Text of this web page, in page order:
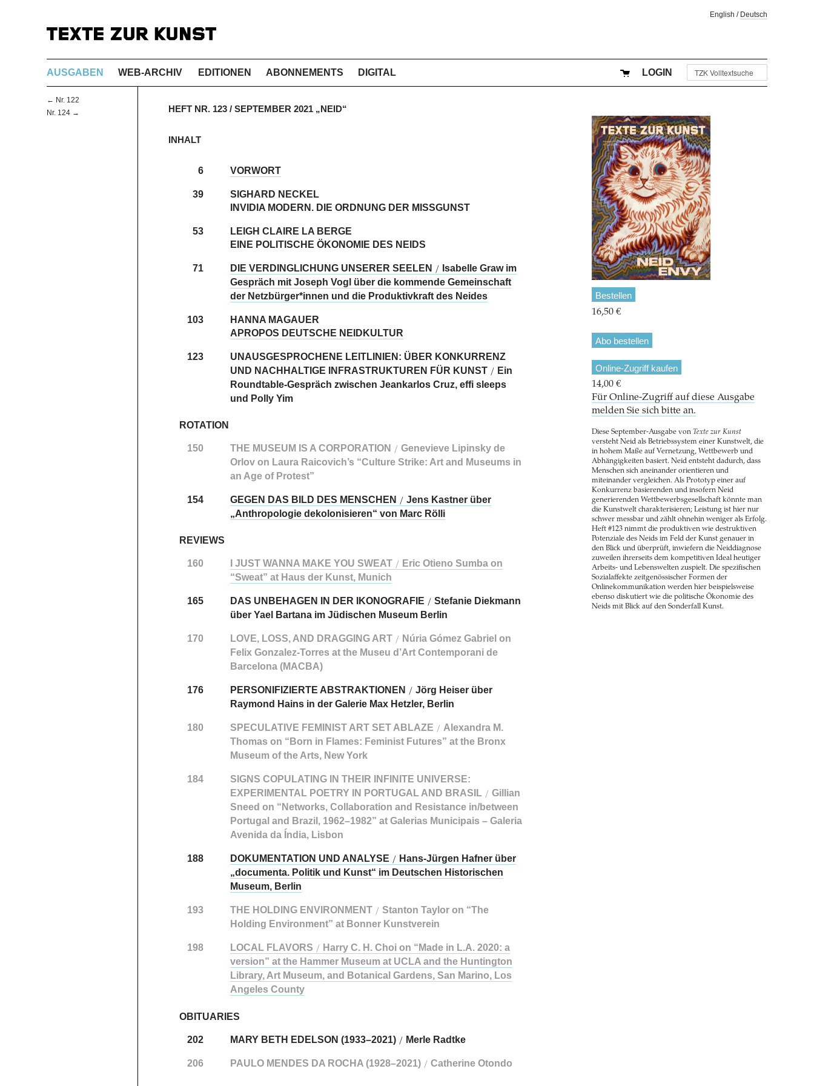
English / Deutsch
AUSGABEN WEB-ARCHIV EDITIONEN ABONNEMENTS DIGITAL LOGIN
← Nr. 122
Nr. 124 →
HEFT NR. 123 / SEPTEMBER 2021 „NEID“
INHALT
6 VORWORT
39
SIGHARD NECKEL
INVIDIA MODERN. DIE ORDNUNG DER MISSGUNST
53
LEIGH CLAIRE LA BERGE
EINE POLITISCHE ÖKONOMIE DES NEIDS
71 DIE VERDINGLICHUNG UNSERER SEELEN / Isabelle Graw im
Gespräch mit Joseph Vogl über die kommende Gemeinschaft
der Netzbürger*innen und die Produktivkraft des Neides
103
HANNA MAGAUER
APROPOS DEUTSCHE NEIDKULTUR
123
UNAUSGESPROCHENE LEITLINIEN: ÜBER KONKURRENZ
UND NACHHALTIGE INFRASTRUKTUREN FÜR KUNST / Ein
Roundtable-Gespräch zwischen Jeankarlos Cruz, effi sleeps
und Polly Yim
ROTATION
150 THE MUSEUM IS A CORPORATION / Genevieve Lipinsky de
Orlov on Laura Raicovich’s “Culture Strike: Art and Museums in
an Age of Protest”
154 GEGEN DAS BILD DES MENSCHEN / Jens Kastner über
„Anthropologie dekolonisieren“ von Marc Rölli
REVIEWS
160 I JUST WANNA MAKE YOU SWEAT / Eric Otieno Sumba on
“Sweat” at Haus der Kunst, Munich
165 DAS UNBEHAGEN IN DER IKONOGRAFIE / Stefanie Diekmann
über Yael Bartana im Jüdischen Museum Berlin
170 LOVE, LOSS, AND DRAGGING ART / Núria Gómez Gabriel on
Felix Gonzalez-Torres at the Museu d’Art Contemporani de
Barcelona (MACBA)
176 PERSONIFIZIERTE ABSTRAKTIONEN / Jörg Heiser über
Raymond Hains in der Galerie Max Hetzler, Berlin
180 SPECULATIVE FEMINIST ART SET ABLAZE / Alexandra M.
Thomas on “Born in Flames: Feminist Futures” at the Bronx
Museum of the Arts, New York
184
SIGNS COPULATING IN THEIR INFINITE UNIVERSE:
EXPERIMENTAL POETRY IN PORTUGAL AND BRASIL/ Gillian
Sneed on “Networks, Collaboration and Resistance in/between
Portugal and Brazil, 1962–1982” at Galerias Municipais – Galeria
Avenida da Índia, Lisbon
188 DOKUMENTATION UND ANALYSE / Hans-Jürgen Hafner über
„documenta. Politik und Kunst“ im Deutschen Historischen
Museum, Berlin
193 THE HOLDING ENVIRONMENT / Stanton Taylor on “The
Holding Environment” at Bonner Kunstverein
198 LOCAL FLAVORS / Harry C. H. Choi on “Made in L.A. 2020: a
version” at the Hammer Museum at UCLA and the Huntington
Library, Art Museum, and Botanical Gardens, San Marino, Los
Angeles County
OBITUARIES
202 MARY BETH EDELSON (1933–2021)/ Merle Radtke
206 PAULO MENDES DA ROCHA (1928–2021)/ Catherine Otondo
Bestellen
16,50 €
Abo bestellen
Online-Zugriff kaufen
14,00 €
Für Online-Zugriff auf diese Ausgabe
melden Sie sich bitte an.
Diese September-Ausgabe vonTexte zur Kunst
versteht Neid als Betriebssystem einer Kunstwelt, die
in hohem Maße auf Vernetzung, Wettbewerb und
Abhängigkeiten basiert. Neid entsteht dadurch, dass
Menschen sich aneinander orientieren und
miteinander vergleichen. Als Prototyp einer auf
Konkurrenz basierenden und insofern Neid
generierenden Wettbewerbsgesellschaft könnte man
die Kunstwelt charakterisieren; Leistung ist hier nur
schwer messbar und zählt ohnehin weniger als Erfolg.
Heft #123 nimmt die produktiven wie destruktiven
Potenziale des Neids im Feld der Kunst genauer in
den Blick und überprüft, inwiefern die Neiddiagnose
zuweilen ihrerseits dem kompetitiven Ideal heutiger
Arbeits- und Lebenswelten zuspielt. Die spezifischen
Sozialaffekte zeitgenössischer Formen der
Onlinekommunikation werden hier beispielsweise
ebenso diskutiert wie die politische Ökonomie des
Neids mit Blick auf den Sonderfall Kunst.